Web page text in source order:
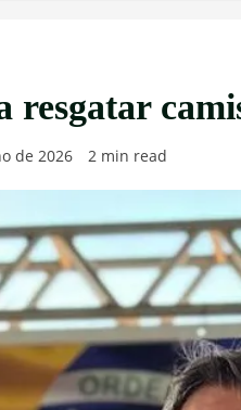
de 2026 2 min read